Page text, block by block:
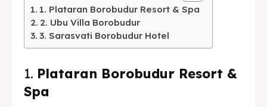
1. Plataran Borobudur Resort & Spa
2. Ubu Villa Borobudur
3. Sarasvati Borobudur Hotel
1. Plataran Borobudur Resort &
Spa